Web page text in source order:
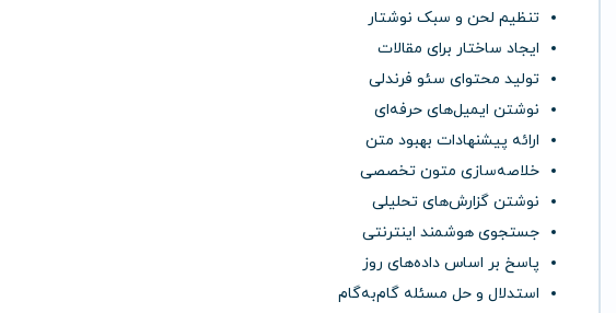
تنظیم لحن و سبک نوشتار
ایجاد ساختار برای مقالات
تولید محتوای سئو فرندلی
نوشتن ایمیل‌های حرفه‌ای
ارائه پیشنهادات بهبود متن
خلاصه‌سازی متون تخصصی
نوشتن گزارش‌های تحلیلی
جستجوی هوشمند اینترنتی
پاسخ بر اساس داده‌های روز
استدلال و حل مسئله گام‌به‌گام